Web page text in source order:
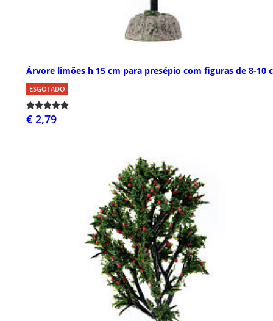
Árvore limões h 15 cm para presépio com figuras de 8-10
ESGOTADO
€ 2,79